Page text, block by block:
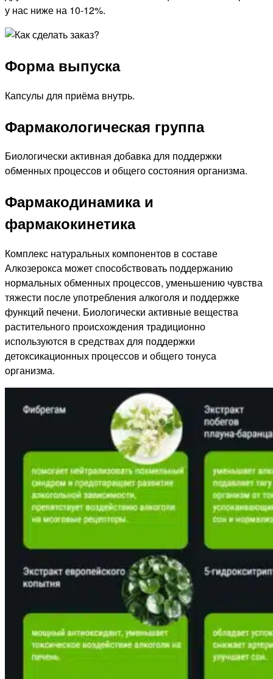
у нас ниже на 10-12%.
Форма выпуска
Капсулы для приёма внутрь.
Фармакологическая группа
Биологически активная добавка для поддержки
обменных процессов и общего состояния организма.
Фармакодинамика и
фармакокинетика
Комплекс натуральных компонентов в составе
Алкозерокса может способствовать поддержанию
нормальных обменных процессов, уменьшению чувства
тяжести после употребления алкоголя и поддержке
функций печени. Биологически активные вещества
растительного происхождения традиционно
используются в средствах для поддержки
детоксикационных процессов и общего тонуса
организма.